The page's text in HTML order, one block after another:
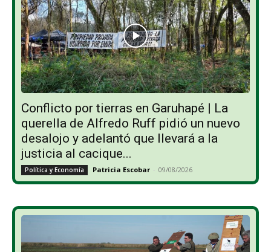
Conflicto por tierras en Garuhapé | La
querella de Alfredo Ruff pidió un nuevo
desalojo y adelantó que llevará a la
justicia al cacique...
Política y Economía Patricia Escobar - 09/08/2026